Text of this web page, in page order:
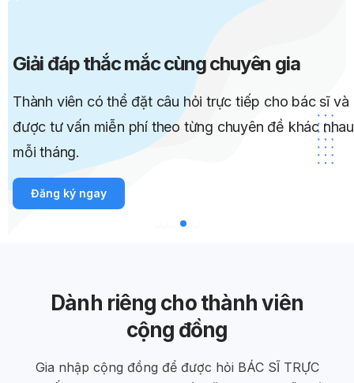
Giải đáp thắc mắc cùng chuyên gia
Thành viên có thể đặt câu hỏi trực tiếp cho bác sĩ và
được tư vấn miễn phí theo từng chuyên đề khác nhau
mỗi tháng.
Đăng ký ngay
Dành riêng cho thành viên
cộng đồng
Gia nhập cộng đồng để được hỏi BÁC SĨ TRỰC